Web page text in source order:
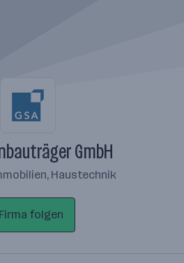
GmbH
Haustechnik
Firma folgen